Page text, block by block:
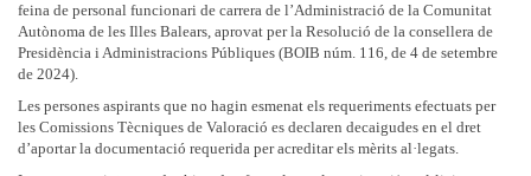
feina de personal funcionari de carrera de l’Administració de la Comunitat
Autònoma de les Illes Balears, aprovat per la Resolució de la consellera de
Presidència i Administracions Públiques (BOIB núm. 116, de 4 de setembre
de 2024).
Les persones aspirants que no hagin esmenat els requeriments efectuats per
les Comissions Tècniques de Valoració es declaren decaigudes en el dret
d’aportar la documentació requerida per acreditar els mèrits al·legats.